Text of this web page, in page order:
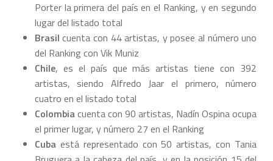
Porter la primera del país en el Ranking, y en segundo
lugar del listado total
Brasil cuenta con 44 artistas, y posee al número uno
del Ranking con Vik Muniz
Chile, es el país que más artistas tiene con 392
artistas, siendo Alfredo Jaar el primero, número
cuatro en el listado total
Colombiacuenta con 90 artistas, Nadín Ospina ocupa
el primer lugar, y número 27 en el Ranking
Cubaestá representado con 50 artistas, con Tania